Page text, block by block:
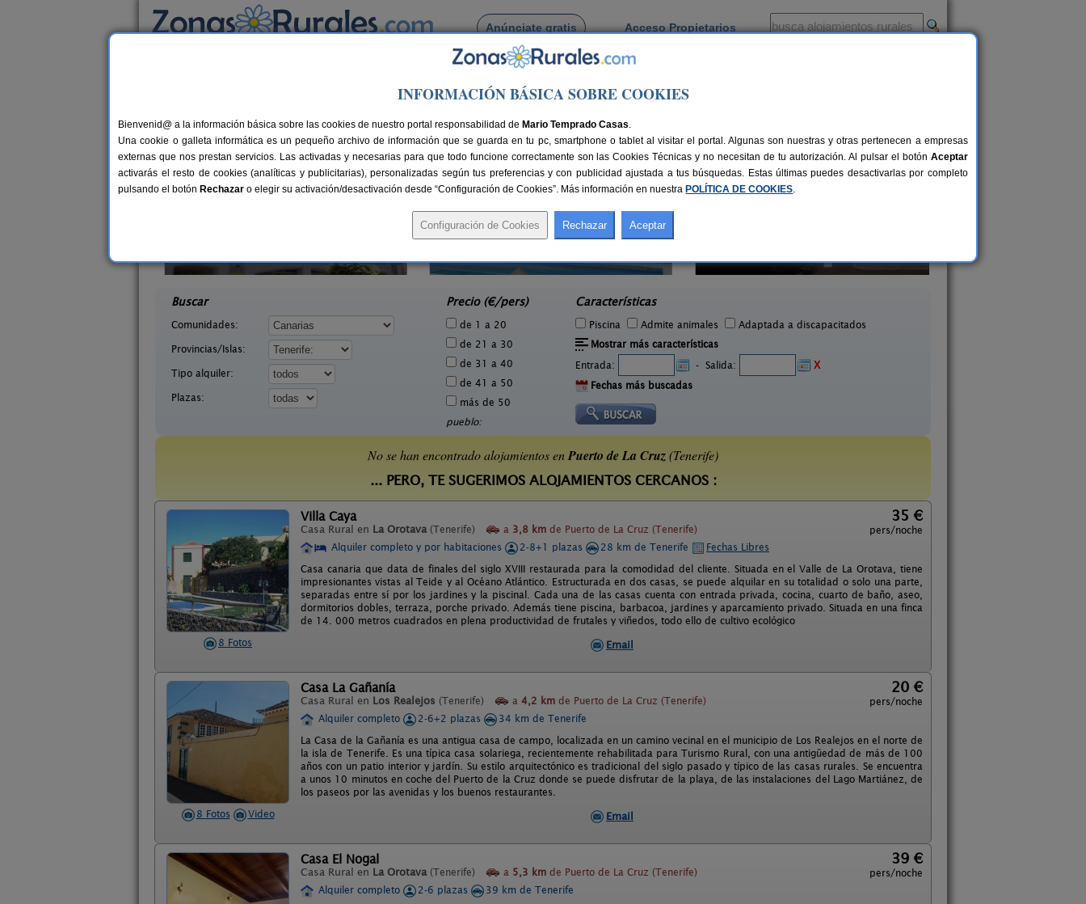
Anúnciate gratis Acceso Propietarios
Busca por pueblo
> Puerto de La Cruz
Casas Rurales cerca de Puerto de La Cruz
24 €
El Lomito
Buscar
Comunidades:
Provincias/Islas:
Tipo alquiler:
Plazas:
Precio (€/pers)
de 1 a 20
de 21 a 30
de 31 a 40
de 41 a 50
más de 50
pueblo:
Características
Piscina Admite animales
Adaptada a discapacitados
Mostrar más características
Entrada:
- Salida:
X
Fechas más buscadas
No se han encontrado alojamientos enPuerto de La Cruz(Tenerife)
... PERO, TE SUGERIMOS ALOJAMIENTOS CERCANOS :
8 Fotos
Villa Caya
Casa Rural en La Orotava (Tenerife) a 3,8 km de Puerto de La Cruz (Tenerife)
35 €
pers/noche
Alquiler completo y por habitaciones
2-8+1 plazas 28 km de Tenerife
Fechas Libres
Casa canaria que data de finales del siglo XVIII restaurada para la comodidad del cliente. Situada en el Valle de La Orotava, tiene
impresionantes vistas al Teide y al Océano Atlántico. Estructurada en dos casas, se puede alquilar en su totalidad o solo una parte,
separadas entre sí por los jardines y la piscinal. Cada una de las casas cuenta con entrada privada, cocina, cuarto de baño, aseo,
dormitorios dobles, terraza, porche privado. Además tiene piscina, barbacoa, jardines y aparcamiento privado. Situada en una finca
de 14. 000 metros cuadrados en plena productividad de frutales y viñedos, todo ello de cultivo ecológico
Email
8 Fotos Video
Casa La Gañanía
Casa Rural en Los Realejos (Tenerife) a 4,2 km de Puerto de La Cruz (Tenerife)
20 €
pers/noche
Alquiler completo
2-6+2 plazas
34 km de Tenerife
La Casa de la Gañanía es una antigua casa de campo, localizada en un camino vecinal en el municipio de Los Realejos en el norte de
la isla de Tenerife. Es una típica casa solariega, recientemente rehabilitada para Turismo Rural, con una antigüedad de más de 100
años con un patio interior y jardín. Su estilo arquitectónico es tradicional del siglo pasado y típico de las casas rurales. Se encuentra
a unos 10 minutos en coche del Puerto de la Cruz donde se puede disfrutar de la playa, de las instalaciones del Lago Martiánez, de
los paseos por las avenidas y los buenos restaurantes.
Email
Casa El Nogal
Casa Rural en La Orotava (Tenerife) a 5,3 km de Puerto de La Cruz (Tenerife)
39 €
pers/noche
Alquiler completo
2-6 plazas
39 km de Tenerife
INFORMACIÓN BÁSICA SOBRE COOKIES
Bienvenid@ a la información básica sobre las cookies de nuestro portal responsabilidad de Mario Temprado Casas.
Una cookie o galleta informática es un pequeño archivo de información que se guarda en tu pc, smartphone o tablet al visitar el portal. Algunas son nuestras y otras pertenecen a empresas
externas que nos prestan servicios. Las activadas y necesarias para que todo funcione correctamente son las Cookies Técnicas y no necesitan de tu autorización. Al pulsar el botón Aceptar
activarás el resto de cookies (analíticas y publicitarias), personalizadas según tus preferencias y con publicidad ajustada a tus búsquedas. Estas últimas puedes desactivarlas por completo
pulsando el botón Rechazar o elegir su activación/desactivación desde “Configuración de Cookies”. Más información en nuestra POLÍTICA DE COOKIES.